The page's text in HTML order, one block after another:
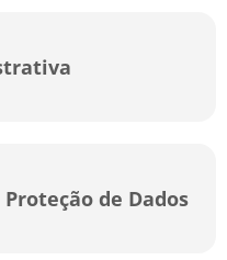
Proteção de Dados